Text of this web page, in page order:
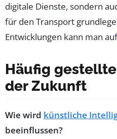
digitale Dienste, sondern
für den Transport
Entwicklungen kann man
Häufig
der Zukunft
Wie wird künstliche
beeinflussen?